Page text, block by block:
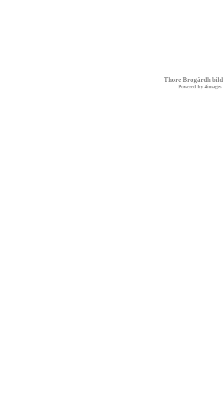
Thore Brogårdh
Powered by 4images